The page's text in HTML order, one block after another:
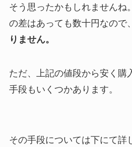
そう思ったかもしれませんね
の差はあっても数十円なので、
りません。
ただ、上記の値段から安く購
手段もいくつかあります。
その手段については下にて詳